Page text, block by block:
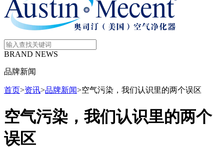
BRAND NEWS
品牌新闻
首页>资讯>品牌新闻>空气污染，我们认识里的两个误区
空气污染，我们认识里的两个
误区